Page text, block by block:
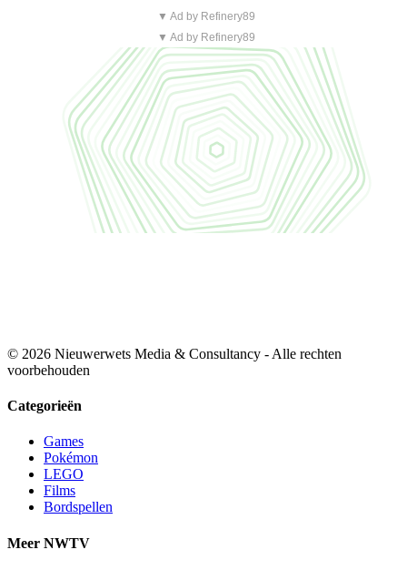
▼ Ad by Refinery89
▼ Ad by Refinery89
© 2026 Nieuwerwets Media & Consultancy - Alle rechten
voorbehouden
Categorieën
Games
Pokémon
LEGO
Films
Bordspellen
Meer NWTV